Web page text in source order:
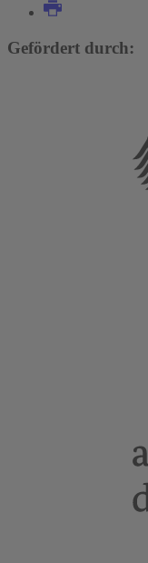
Gefördert durch: